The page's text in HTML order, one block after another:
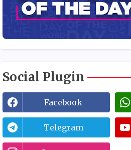
Social Plugin
Facebook
Telegram